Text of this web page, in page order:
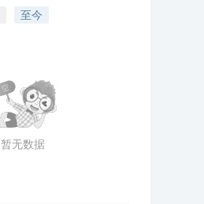
至今
暂无数据